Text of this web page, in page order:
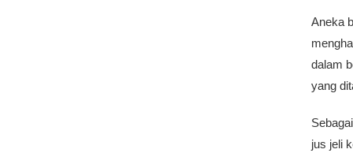
Aneka
dalam
yang
jus jeli